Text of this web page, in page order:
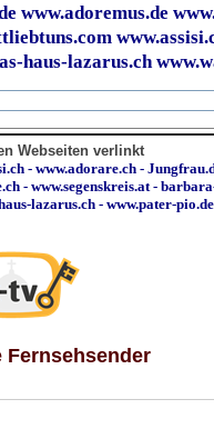
www.adoremus.de
haus-lazarus.ch
Webseiten verlinkt
- www.adorare.ch -
- www.segenskreis.at-
lazarus.ch - www.pater-pio.de
Fernsehsender